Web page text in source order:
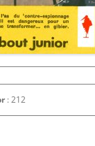
: 212